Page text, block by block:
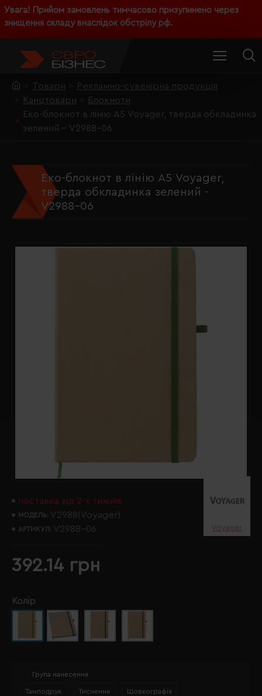
Увага! Прийом замовлень тимчасово призупинено через
знищення складу внаслідок обстрілу рф.
Товари
Рекламно-сувенірна продукція
Канцтовари
Блокноти
Еко-блокнот в лінію А5 Voyager, тверда обкладинка
зелений - V2988-06
Еко-блокнот в лінію А5 Voyager,
тверда обкладинка зелений -
V2988-06
поставка від 2-х тижнів
МОДЕЛЬ: V2988(Voyager)
АРТИКУЛ: V2988-06 Voyager
392.14 грн
Колір
Група нанесення
Тамподрук Тиснення Шовкографія